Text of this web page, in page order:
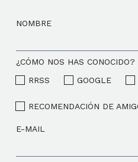
NOMBRE
¿CÓMO NOS HAS CONOCIDO?
RRSS
GOOGLE
RECOMENDACIÓN DE
E-MAIL